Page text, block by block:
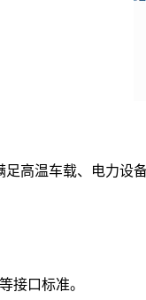
高温车载、电力设
接口标准。